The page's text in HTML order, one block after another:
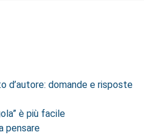
d’autore: domande e risposte
è più facile
pensare